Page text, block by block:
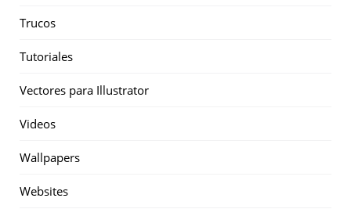
Trucos
Tutoriales
Vectores para Illustrator
Videos
Wallpapers
Websites